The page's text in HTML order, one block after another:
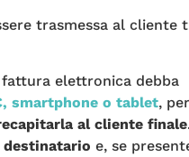
trasmessa al cliente
elettronica debba
smartphone o tablet,
al cliente finale
destinatario e, se